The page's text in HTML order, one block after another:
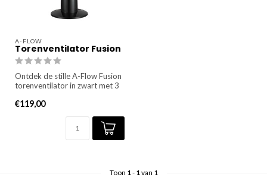
A-FLOW
Torenventilator Fusion
Ontdek de stille A-Flow Fusion
torenventilator in zwart met 3
€119,00
Toon 1- 1van 1